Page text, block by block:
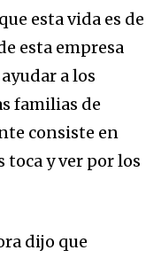
esta vida es de
esta empresa
a los
familias de
consiste en
toca y ver por los
dijo que